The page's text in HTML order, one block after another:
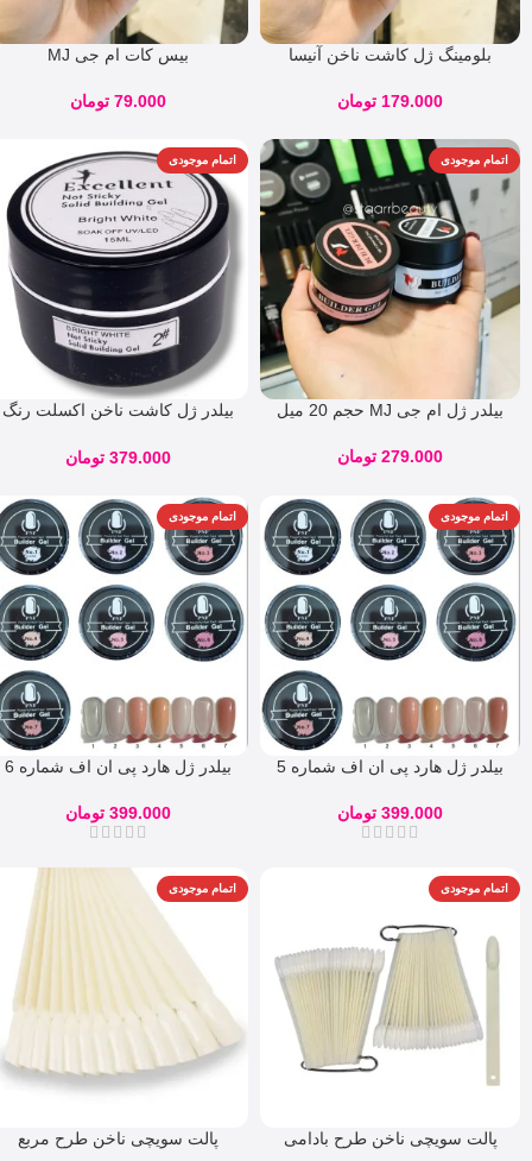
بلومینگ ژل کاشت ناخن آنیسا
179.000 تومان
بیس کات ام جی MJ
79.000 تومان
اتمام موجودی
بیلدر ژل ام جی MJ حجم 20 میل
279.000 تومان
اتمام موجودی
بیلدر ژل کاشت ناخن اکسلت رنگ
379.000 تومان
اتمام موجودی
بیلدر ژل هارد پی ان اف شماره 5
399.000 تومان
اتمام موجودی
بیلدر ژل هارد پی ان اف شماره 6
399.000 تومان
اتمام موجودی
پالت سویچی ناخن طرح بادامی
اتمام موجودی
پالت سویچی ناخن طرح مربع